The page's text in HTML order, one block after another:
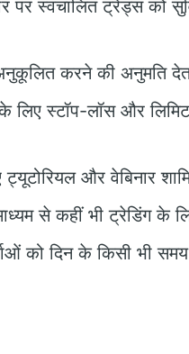
पर स्वचालित ट्रेड्स को
करने की अनुमति
लिए स्टॉप-लॉस और
ट्यूटोरियल और वेबिनार
से कहीं भी ट्रेडिंग के
को दिन के किसी भी समय